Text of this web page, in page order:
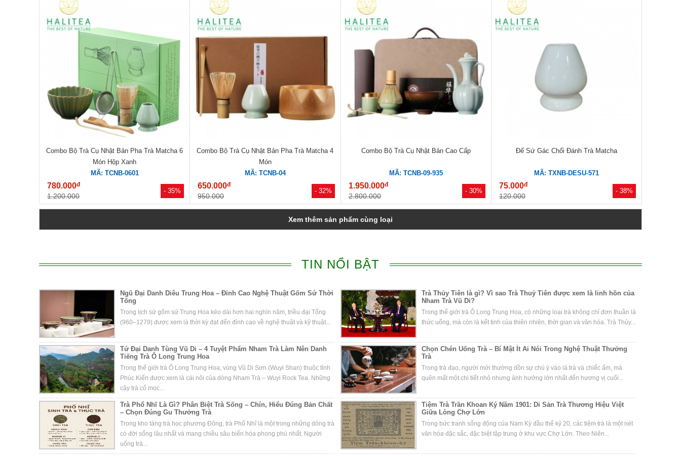
- 35%
Combo Bộ Trà Cụ Nhật Bản Pha Trà Matcha 6
Món Hộp Xanh
MÃ: TCNB-0601
780.000đ
1.200.000
- 32%
Combo Bộ Trà Cụ Nhật Bản Pha Trà Matcha 4
Món
MÃ: TCNB-04
650.000đ
950.000
- 30%
Combo Bộ Trà Cụ Nhật Bản Cao Cấp
MÃ: TCNB-09-935
1.950.000đ
2.800.000
- 38%
Đế Sứ Gác Chổi Đánh Trà Matcha
MÃ: TXNB-DESU-571
75.000đ
120.000
Xem thêm sản phẩm cùng loại
TIN NỔI BẬT
Ngũ Đại Danh Diêu Trung Hoa – Đỉnh Cao Nghệ Thuật Gốm Sứ Thời
Tống
Trong lịch sử gốm sứ Trung Hoa kéo dài hơn hai nghìn năm, triều đại Tống
(960–1279) được xem là thời kỳ đạt đến đỉnh cao về nghệ thuật và kỹ thuật...
Trà Thủy Tiên là gì? Vì sao Trà Thuỷ Tiên được xem là linh hồn của
Nham Trà Vũ Di?
Trong thế giới trà Ô Long Trung Hoa, có những loại trà không chỉ đơn thuần là
thức uống, mà còn là kết tinh của thiên nhiên, thời gian và văn hóa. Trà Thủy...
Tứ Đại Danh Tùng Vũ Di – 4 Tuyệt Phẩm Nham Trà Làm Nên Danh
Tiếng Trà Ô Long Trung Hoa
Trong thế giới trà Ô Long Trung Hoa, vùng Vũ Di Sơn (Wuyi Shan) thuộc tỉnh
Phúc Kiến được xem là cái nôi của dòng Nham Trà – Wuyi Rock Tea. Những
cây trà cổ mọc...
Chọn Chén Uống Trà – Bí Mật Ít Ai Nói Trong Nghệ Thuật Thưởng
Trà
Trong trà đạo, người mới thường dồn sự chú ý vào lá trà và chiếc ấm, mà
quên mất một chi tiết nhỏ nhưng ảnh hưởng lớn nhất đến hương vị cuối...
Trà Phổ Nhĩ Là Gì? Phân Biệt Trà Sống – Chín, Hiểu Đúng Bản Chất
– Chọn Đúng Gu Thưởng Trà
Trong kho tàng trà học phương Đông, trà Phổ Nhĩ là một trong những dòng trà
có đời sống lâu nhất và mang chiều sâu biến hóa phong phú nhất. Người
uống trà...
Tiệm Trà Trần Khoan Ký Năm 1901: Di Sản Trà Thương Hiệu Việt
Giữa Lòng Chợ Lớn
Trong bức tranh sống động của Nam Kỳ đầu thế kỷ 20, các tiệm trà là một nét
văn hóa đặc sắc, đặc biệt tập trung ở khu vực Chợ Lớn. Theo Niên...